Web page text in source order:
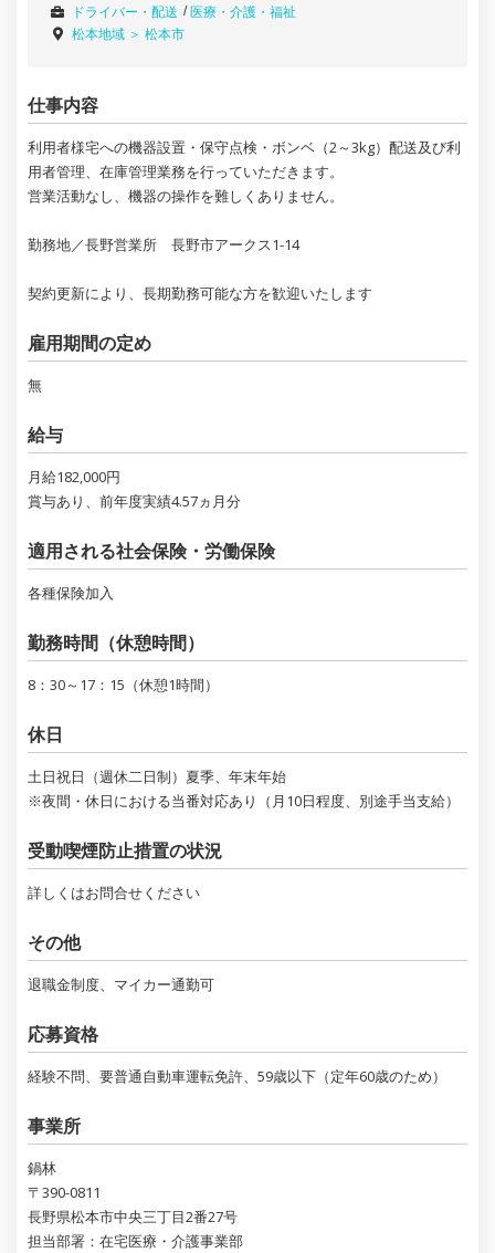
ドライバー・配送
医療・介護・福祉
松本地域 ＞ 松本市
仕事内容
利用者様宅への機器設置・保守点検・ボンベ（2～3kg）配送及び利
用者管理、在庫管理業務を行っていただきます。
営業活動なし、機器の操作を難しくありません。
勤務地／長野営業所 長野市アークス1-14
契約更新により、長期勤務可能な方を歓迎いたします
雇用期間の定め
無
給与
月給182,000円
賞与あり、前年度実績4.57ヵ月分
適用される社会保険・労働保険
各種保険加入
勤務時間（休憩時間）
8：30～17：15（休憩1時間）
休日
土日祝日（週休二日制）夏季、年末年始
※夜間・休日における当番対応あり（月10日程度、別途手当支給）
受動喫煙防止措置の状況
詳しくはお問合せください
その他
退職金制度、マイカー通勤可
応募資格
経験不問、要普通自動車運転免許、59歳以下（定年60歳のため）
事業所
鍋林
〒390-0811
長野県松本市中央三丁目2番27号
担当部署：在宅医療・介護事業部